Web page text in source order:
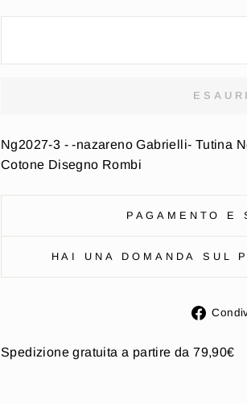
Ng2027-3 - -nazareno Gabrielli- Tutina
Cotone Disegno Rombi
PAGAMENTO E
HAI UNA DOMANDA SUL
Spedizione gratuita a partire da 79,90€